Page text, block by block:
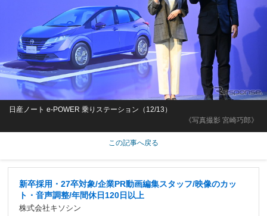
《写真撮影 宮崎巧郎》
日産ノート e-POWER 乗りステーション（12/13）
この記事へ戻る
新卒採用・27卒対象/企業PR動画編集スタッフ/映像のカッ
ト・音声調整/年間休日120日以上
株式会社キソシン